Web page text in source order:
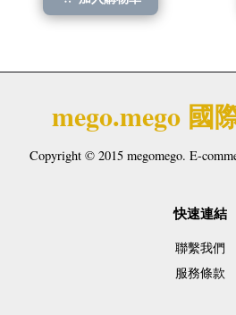
mego.mego 國
Copyright © 2015 megomego. E-
快速連結
聯繫我們
服務條款